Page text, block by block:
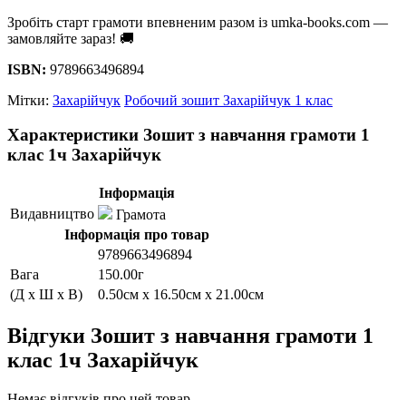
Зробіть старт грамоти впевненим разом із umka-books.com —
замовляйте зараз! 🚚
ISBN: 9789663496894
Мітки: Захарійчук Робочий зошит Захарійчук 1 клас
Характеристики Зошит з навчання грамоти 1
клас 1ч Захарійчук
Інформація
Видавництво
Грамота
Інформація про товар
9789663496894
Вага
150.00г
(Д x Ш x В)
0.50см x 16.50см x 21.00см
Відгуки Зошит з навчання грамоти 1
клас 1ч Захарійчук